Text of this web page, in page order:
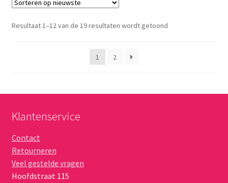
Resultaat 1–12 van de 19 resultaten wordt getoondGesorteerd
1
2
Klantenservice
Contact
Retourneren
Veel gestelde vragen
Hoofdstraat 115